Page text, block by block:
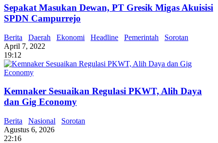
Sepakat Masukan Dewan, PT Gresik Migas Akuisisi
SPDN Campurrejo
Berita Daerah Ekonomi Headline Pemerintah
Sorotan
April 7, 2022
19:12
Kemnaker Sesuaikan Regulasi PKWT, Alih Daya
dan Gig Economy
Berita Nasional
Sorotan
Agustus 6, 2026
22:16